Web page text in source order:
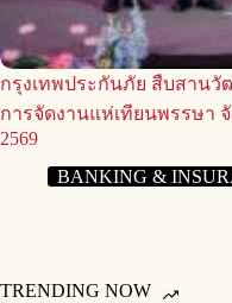
กรุงเทพประกันภัย สืบสาน
การจัดงานแห่เทียนพรรษา
2569
BANKING &
TRENDING NOW